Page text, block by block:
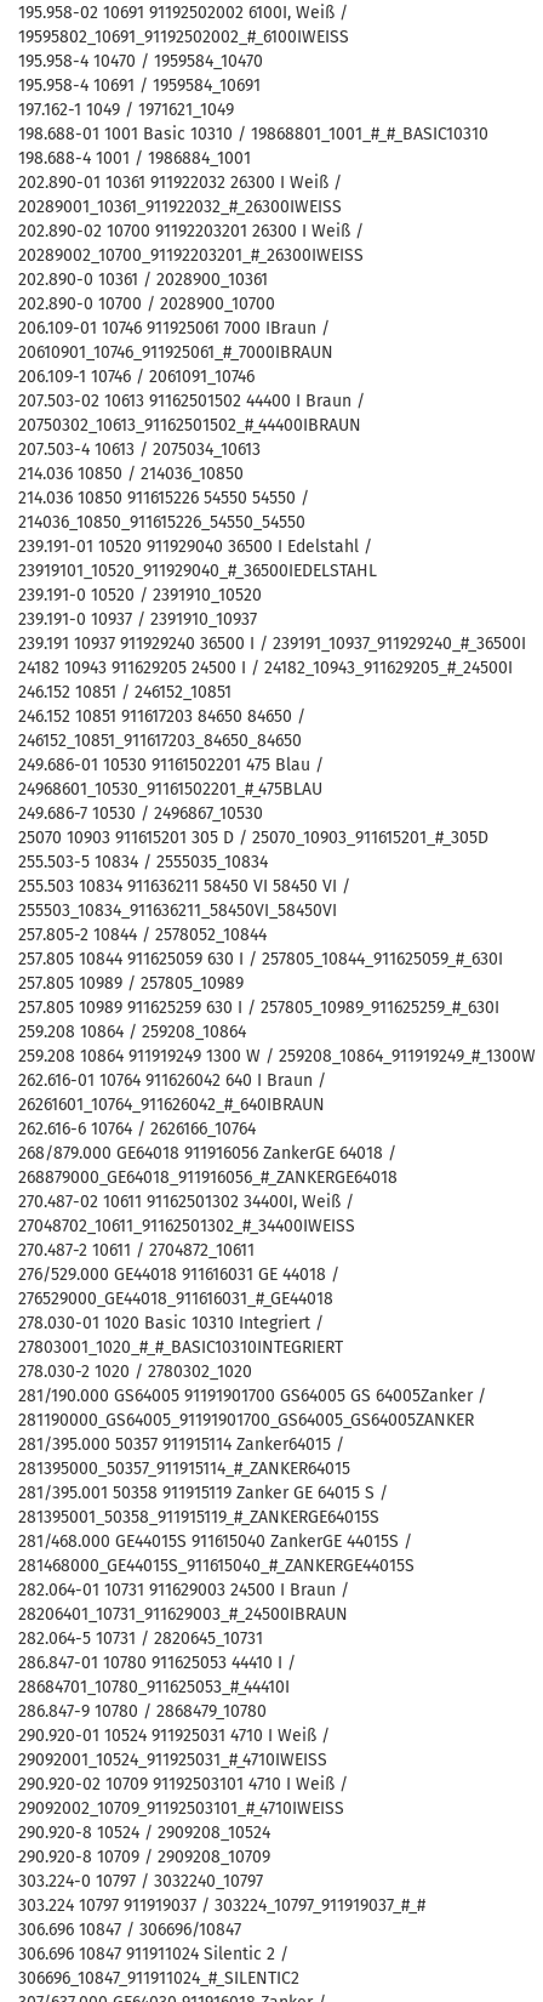
195.958-02 10691 91192502002 6100I, Weiß /
19595802_10691_91192502002_#_6100IWEISS
195.958-4 10470 / 1959584_10470
195.958-4 10691 / 1959584_10691
197.162-1 1049 / 1971621_1049
198.688-01 1001 Basic 10310 / 19868801_1001_#_#_BASIC10310
198.688-4 1001 / 1986884_1001
202.890-01 10361 911922032 26300 I Weiß /
20289001_10361_911922032_#_26300IWEISS
202.890-02 10700 91192203201 26300 I Weiß /
20289002_10700_91192203201_#_26300IWEISS
202.890-0 10361 / 2028900_10361
202.890-0 10700 / 2028900_10700
206.109-01 10746 911925061 7000 IBraun /
20610901_10746_911925061_#_7000IBRAUN
206.109-1 10746 / 2061091_10746
207.503-02 10613 91162501502 44400 I Braun /
20750302_10613_91162501502_#_44400IBRAUN
207.503-4 10613 / 2075034_10613
214.036 10850 / 214036_10850
214.036 10850 911615226 54550 54550 /
214036_10850_911615226_54550_54550
239.191-01 10520 911929040 36500 I Edelstahl /
23919101_10520_911929040_#_36500IEDELSTAHL
239.191-0 10520 / 2391910_10520
239.191-0 10937 / 2391910_10937
239.191 10937 911929240 36500 I / 239191_10937_911929240_#_36500I
24182 10943 911629205 24500 I / 24182_10943_911629205_#_24500I
246.152 10851 / 246152_10851
246.152 10851 911617203 84650 84650 /
246152_10851_911617203_84650_84650
249.686-01 10530 91161502201 475 Blau /
24968601_10530_91161502201_#_475BLAU
249.686-7 10530 / 2496867_10530
25070 10903 911615201 305 D / 25070_10903_911615201_#_305D
255.503-5 10834 / 2555035_10834
255.503 10834 911636211 58450 VI 58450 VI /
255503_10834_911636211_58450VI_58450VI
257.805-2 10844 / 2578052_10844
257.805 10844 911625059 630 I / 257805_10844_911625059_#_630I
257.805 10989 / 257805_10989
257.805 10989 911625259 630 I / 257805_10989_911625259_#_630I
259.208 10864 / 259208_10864
259.208 10864 911919249 1300 W / 259208_10864_911919249_#_1300W
262.616-01 10764 911626042 640 I Braun /
26261601_10764_911626042_#_640IBRAUN
262.616-6 10764 / 2626166_10764
268/879.000 GE64018 911916056 ZankerGE 64018 /
268879000_GE64018_911916056_#_ZANKERGE64018
270.487-02 10611 91162501302 34400I, Weiß /
27048702_10611_91162501302_#_34400IWEISS
270.487-2 10611 / 2704872_10611
276/529.000 GE44018 911616031 GE 44018 /
276529000_GE44018_911616031_#_GE44018
278.030-01 1020 Basic 10310 Integriert /
27803001_1020_#_#_BASIC10310INTEGRIERT
278.030-2 1020 / 2780302_1020
281/190.000 GS64005 91191901700 GS64005 GS 64005Zanker /
281190000_GS64005_91191901700_GS64005_GS64005ZANKER
281/395.000 50357 911915114 Zanker64015 /
281395000_50357_911915114_#_ZANKER64015
281/395.001 50358 911915119 Zanker GE 64015 S /
281395001_50358_911915119_#_ZANKERGE64015S
281/468.000 GE44015S 911615040 ZankerGE 44015S /
281468000_GE44015S_911615040_#_ZANKERGE44015S
282.064-01 10731 911629003 24500 I Braun /
28206401_10731_911629003_#_24500IBRAUN
282.064-5 10731 / 2820645_10731
286.847-01 10780 911625053 44410 I /
28684701_10780_911625053_#_44410I
286.847-9 10780 / 2868479_10780
290.920-01 10524 911925031 4710 I Weiß /
29092001_10524_911925031_#_4710IWEISS
290.920-02 10709 91192503101 4710 I Weiß /
29092002_10709_91192503101_#_4710IWEISS
290.920-8 10524 / 2909208_10524
290.920-8 10709 / 2909208_10709
303.224-0 10797 / 3032240_10797
303.224 10797 911919037 / 303224_10797_911919037_#_#
306.696 10847 / 306696/10847
306.696 10847 911911024 Silentic 2 /
306696_10847_911911024_#_SILENTIC2